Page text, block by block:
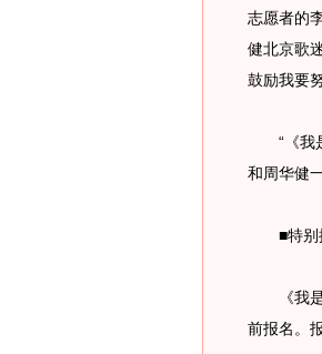
志愿者的
健北京歌
鼓励我要
“《我是
和周华健
■特别
《我是
前报名。